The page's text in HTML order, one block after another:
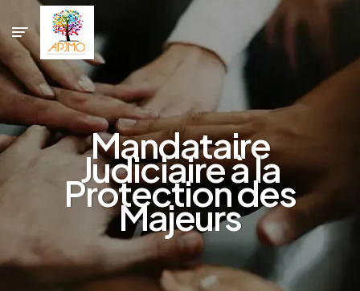
Mandataire
Judiciaire à la
Protection des
Majeurs